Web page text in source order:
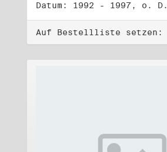
Datum: 1992 - 1997, o. D.
Auf Bestellliste setzen: